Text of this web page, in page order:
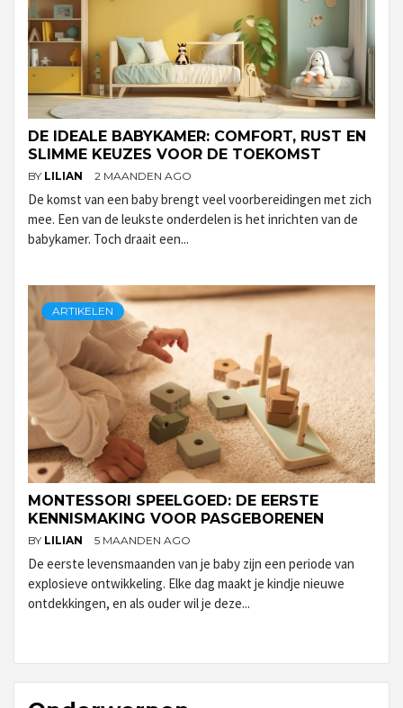
DE IDEALE BABYKAMER: COMFORT, RUST EN
SLIMME KEUZES VOOR DE TOEKOMST
BY LILIAN 2 MAANDEN AGO
De komst van een baby brengt veel voorbereidingen met zich
mee. Een van de leukste onderdelen is het inrichten van de
babykamer. Toch draait een...
ARTIKELEN
MONTESSORI SPEELGOED: DE EERSTE
KENNISMAKING VOOR PASGEBORENEN
BY LILIAN 5 MAANDEN AGO
De eerste levensmaanden van je baby zijn een periode van
explosieve ontwikkeling. Elke dag maakt je kindje nieuwe
ontdekkingen, en als ouder wil je deze...